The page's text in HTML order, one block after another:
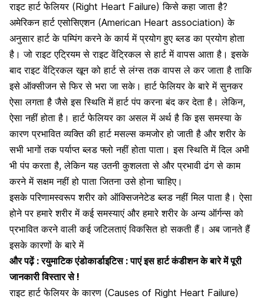
राइट हार्ट फेलियर (Right Heart Failure) किसे कहा जाता है?
अमेरिकन हार्ट एसोसिएशन (American Heart association) के
अनुसार हार्ट के पम्पिंग करने के कार्य में प्रयोग हुए ब्लड का प्रयोग होता
है। जो राइट एट्रियम से राइट वेंट्रिकल से हार्ट में वापस आता है। इसके
बाद राइट वेंट्रिकल खून को हार्ट से लंग्स तक वापस ले कर जाता है ताकि
इसे ऑक्सीजन से फिर से भरा जा सके। हार्ट फेलियर के बारे में सुनकर
ऐसा लगता है जैसे इस स्थिति मेंहार्ट पंप करना बंद कर देता है । लेकिन,
ऐसा नहीं होता है।हार्ट फेलियर का असल में अर्थ है कि इस समस्या के
कारण प्रभावित व्यक्ति की हार्ट मसल्स कमजोर हो जाती है और शरीर के
सभी भागों तक पर्याप्त ब्लड फ्लो नहीं होता पाता। इस स्थिति में दिल अभी
भी पंप करता है, लेकिन यह उतनी कुशलता से और प्रभावी ढंग से काम
करने में सक्षम नहीं हो पाता जितना उसे होना चाहिए।
इसके परिणामस्वरूप शरीर को ऑक्सिजनेटेड ब्लड नहीं मिल पाता है। ऐसा
होने पर हमारे शरीर में कई समस्याएं और हमारे शरीर के अन्य ऑर्गन्स को
प्रभावित करने वाली कई जटिलताएं विकसित हो सकती हैं। अब जानते हैं
इसके कारणों के बारे में
और पढ़ें :रयुमाटिक एंडोकार्डाइटिस : पाएं इस हार्ट कंडीशन के बारे में पूरी
जानकारी विस्तार से !
राइट हार्ट फेलियर के कारण (Causes of Right Heart Failure)